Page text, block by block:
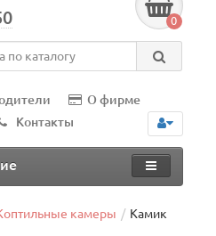
0
О фирме
Контакты
камеры Камик